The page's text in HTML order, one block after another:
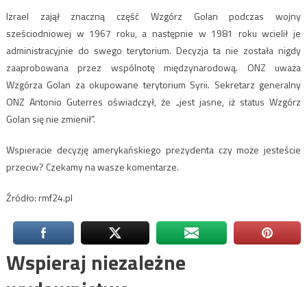
Izrael zajął znaczną część Wzgórz Golan podczas wojny
sześciodniowej w 1967 roku, a następnie w 1981 roku wcielił je
administracyjnie do swego terytorium. Decyzja ta nie została nigdy
zaaprobowana przez wspólnotę międzynarodową. ONZ uważa
Wzgórza Golan za okupowane terytorium Syrii. Sekretarz generalny
ONZ Antonio Guterres oświadczył, że „jest jasne, iż status Wzgórz
Golan się nie zmienił”.
Wspieracie decyzję amerykańskiego prezydenta czy może jesteście
przeciw? Czekamy na wasze komentarze.
Źródło: rmf24.pl
Wspieraj niezależne